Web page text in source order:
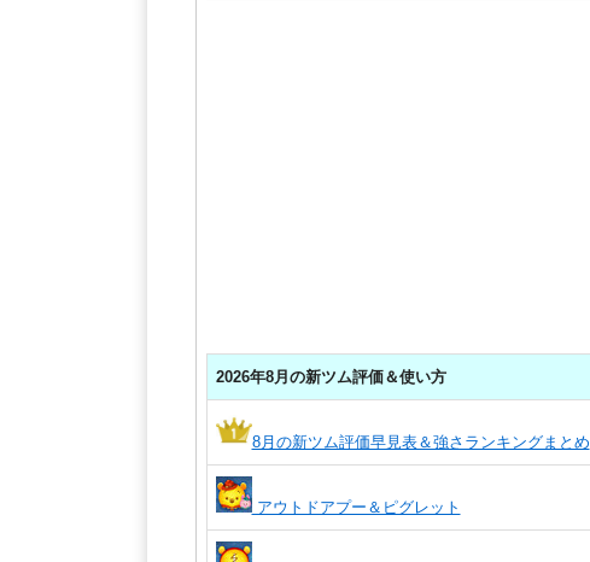
2026年8月の新ツム評価＆使い方
8月の新ツム評価早見表＆強さランキングまとめ
アウトドアプー＆ピグレット